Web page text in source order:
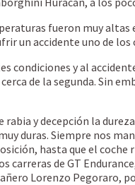
fueron muy
un accidente uno de
condiciones y al
de la segunda. Sin
y decepción la
duras. Siempre nos
hasta que el
carreras de GT
Lorenzo Pegoraro,